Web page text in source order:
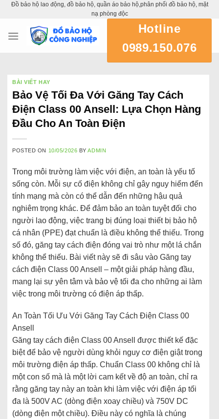
SkipĐồ bảo hộ lao động, đồ bảo hộ, quần áo bảo hộ,phân phối đồ bảo hộ, mặt
nạ phòng độc
Hotline
0989.150.076
BÀI VIẾT HAY
Bảo Vệ Tối Đa Với Găng Tay Cách
Điện Class 00 Ansell: Lựa Chọn Hàng
Đầu Cho An Toàn Điện
POSTED ON 10/05/2026 BYADMIN
Trong môi trường làm việc với điện, an toàn là yếu tố
sống còn. Mỗi sự cố điện không chỉ gây nguy hiểm đến
tính mạng mà còn có thể dẫn đến những hậu quả
nghiêm trọng khác. Để đảm bảo an toàn tuyệt đối cho
người lao động, việc trang bị đúng loại thiết bị bảo hộ
cá nhân (PPE) đạt chuẩn là điều không thể thiếu. Trong
số đó, găng tay cách điện đóng vai trò như một lá chắn
không thể thiếu. Bài viết này sẽ đi sâu vào Găng tay
cách điện Class 00 Ansell – một giải pháp hàng đầu,
mang lại sự yên tâm và bảo vệ tối đa cho những ai làm
việc trong môi trường có điện áp thấp.
An Toàn Tối Ưu Với Găng Tay Cách Điện Class 00
Ansell
Găng tay cách điện Class 00 Ansell được thiết kế đặc
biệt để bảo vệ người dùng khỏi nguy cơ điện giật trong
môi trường điện áp thấp. Chuẩn Class 00 không chỉ là
một con số mà là một lời cam kết về độ an toàn, chỉ ra
rằng găng tay này an toàn khi làm việc với điện áp tối
đa là 500V AC (dòng điện xoay chiều) và 750V DC
(dòng điện một chiều). Điều này có nghĩa là chúng